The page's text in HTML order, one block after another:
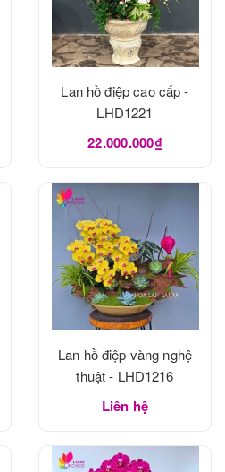
Lan hồ điệp cao cấp -
LHD1221
22.000.000₫
Lan hồ điệp vàng nghệ
thuật - LHD1216
Liên hệ